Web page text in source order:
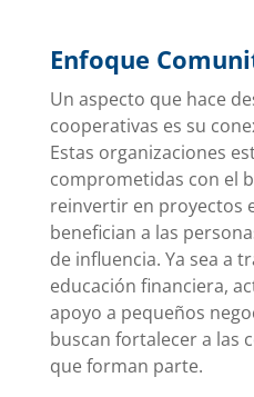
Enfoque
Un aspecto que hace
cooperativas es su
Estas organizaciones
comprometidas con el
reinvertir en proyectos
benefician a las
de influencia. Ya sea a
educación financiera,
apoyo a pequeños
buscan fortalecer a las
que forman parte.